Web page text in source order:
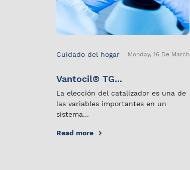
Cuidado del hogar Monday, 16 De March
Vantocil® TG...
La elección del catalizador es una de
las variables importantes en un
sistema...
Read more